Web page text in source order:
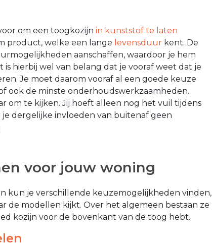
om een toogkozijn in kunststof te laten
product, welke een lange levensduur kent. De
aanschaffen, waardoor je hem
is hierbij wel van belang dat je vooraf weet dat je
Je moet daarom vooraf al een goede keuze
ook de minste onderhoudswerkzaamheden.
om te kijken. Jij hoeft alleen nog het vuil tijdens
dergelijke invloeden van buitenaf geen
voor jouw woning
kun je verschillende keuzemogelijkheden vinden,
de modellen kijkt. Over het algemeen bestaan ze
kozijn voor de bovenkant van de toog hebt.